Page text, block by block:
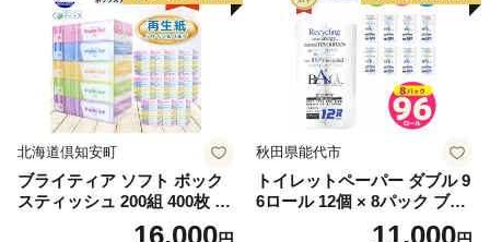
北海道倶知安町
ブライティア ソフト ボック
スティッシュ 200組 400枚 60
箱 日本製 まとめ買い ティッ
16,000
秋田県能代市
トイレットペーパー ダブル 9
6ロール 12個 × 8パック ブラ
ンカ 再生紙 100％ 芯あり 日
11,000